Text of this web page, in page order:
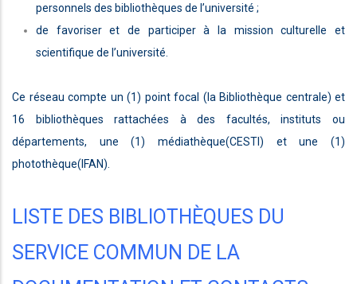
personnels des bibliothèques de l’université ;
de favoriser et de participer à la mission culturelle et
scientifique de l’université.
Ce réseau compte un (1) point focal (la Bibliothèque centrale) et
16 bibliothèques rattachées à des facultés, instituts ou
départements, une (1) médiathèque(CESTI) et une (1)
photothèque(IFAN).
LISTE DES BIBLIOTHÈQUES DU
SERVICE COMMUN DE LA